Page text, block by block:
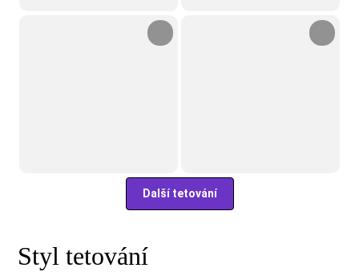
Další tetování
Styl tetování